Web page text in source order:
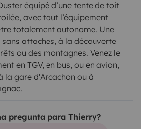
équipé d’une tente de toit
avec tout l’équipement
totalement autonome. Une
attaches, à la découverte
ou des montagnes. Venez le
en TGV, en bus, ou en avion,
la gare d'Arcachon ou à
pregunta para Thierry?